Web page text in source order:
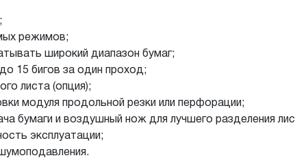
режимов;
широкий диапазон бумаг;
15 бигов за один проход;
листа (опция);
модуля продольной резки или перфорации;
бумаги и воздушный нож для лучшего разделения
эксплуатации;